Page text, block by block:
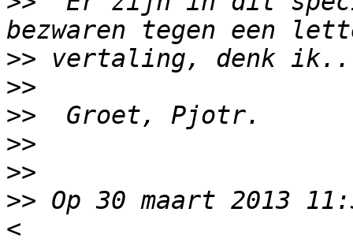
>>
>>
>>
>>
>>
>> Op 30 maart 2013